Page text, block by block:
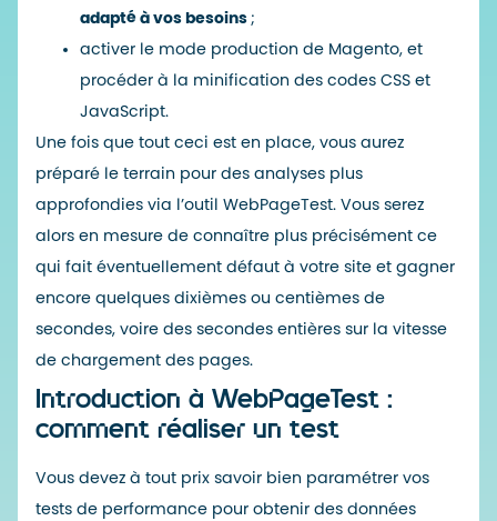
adapté à vos besoins ;
activer le mode production de Magento, et
procéder à la minification des codes CSS et
JavaScript.
Une fois que tout ceci est en place, vous aurez
préparé le terrain pour des analyses plus
approfondies via l’outil WebPageTest. Vous serez
alors en mesure de connaître plus précisément ce
qui fait éventuellement défaut à votre site et gagner
encore quelques dixièmes ou centièmes de
secondes, voire des secondes entières sur la vitesse
de chargement des pages.
Introduction à WebPageTest :
comment réaliser un test
Vous devez à tout prix savoir bien paramétrer vos
tests de performance pour obtenir des données